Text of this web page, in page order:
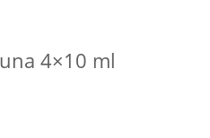
4×10 ml